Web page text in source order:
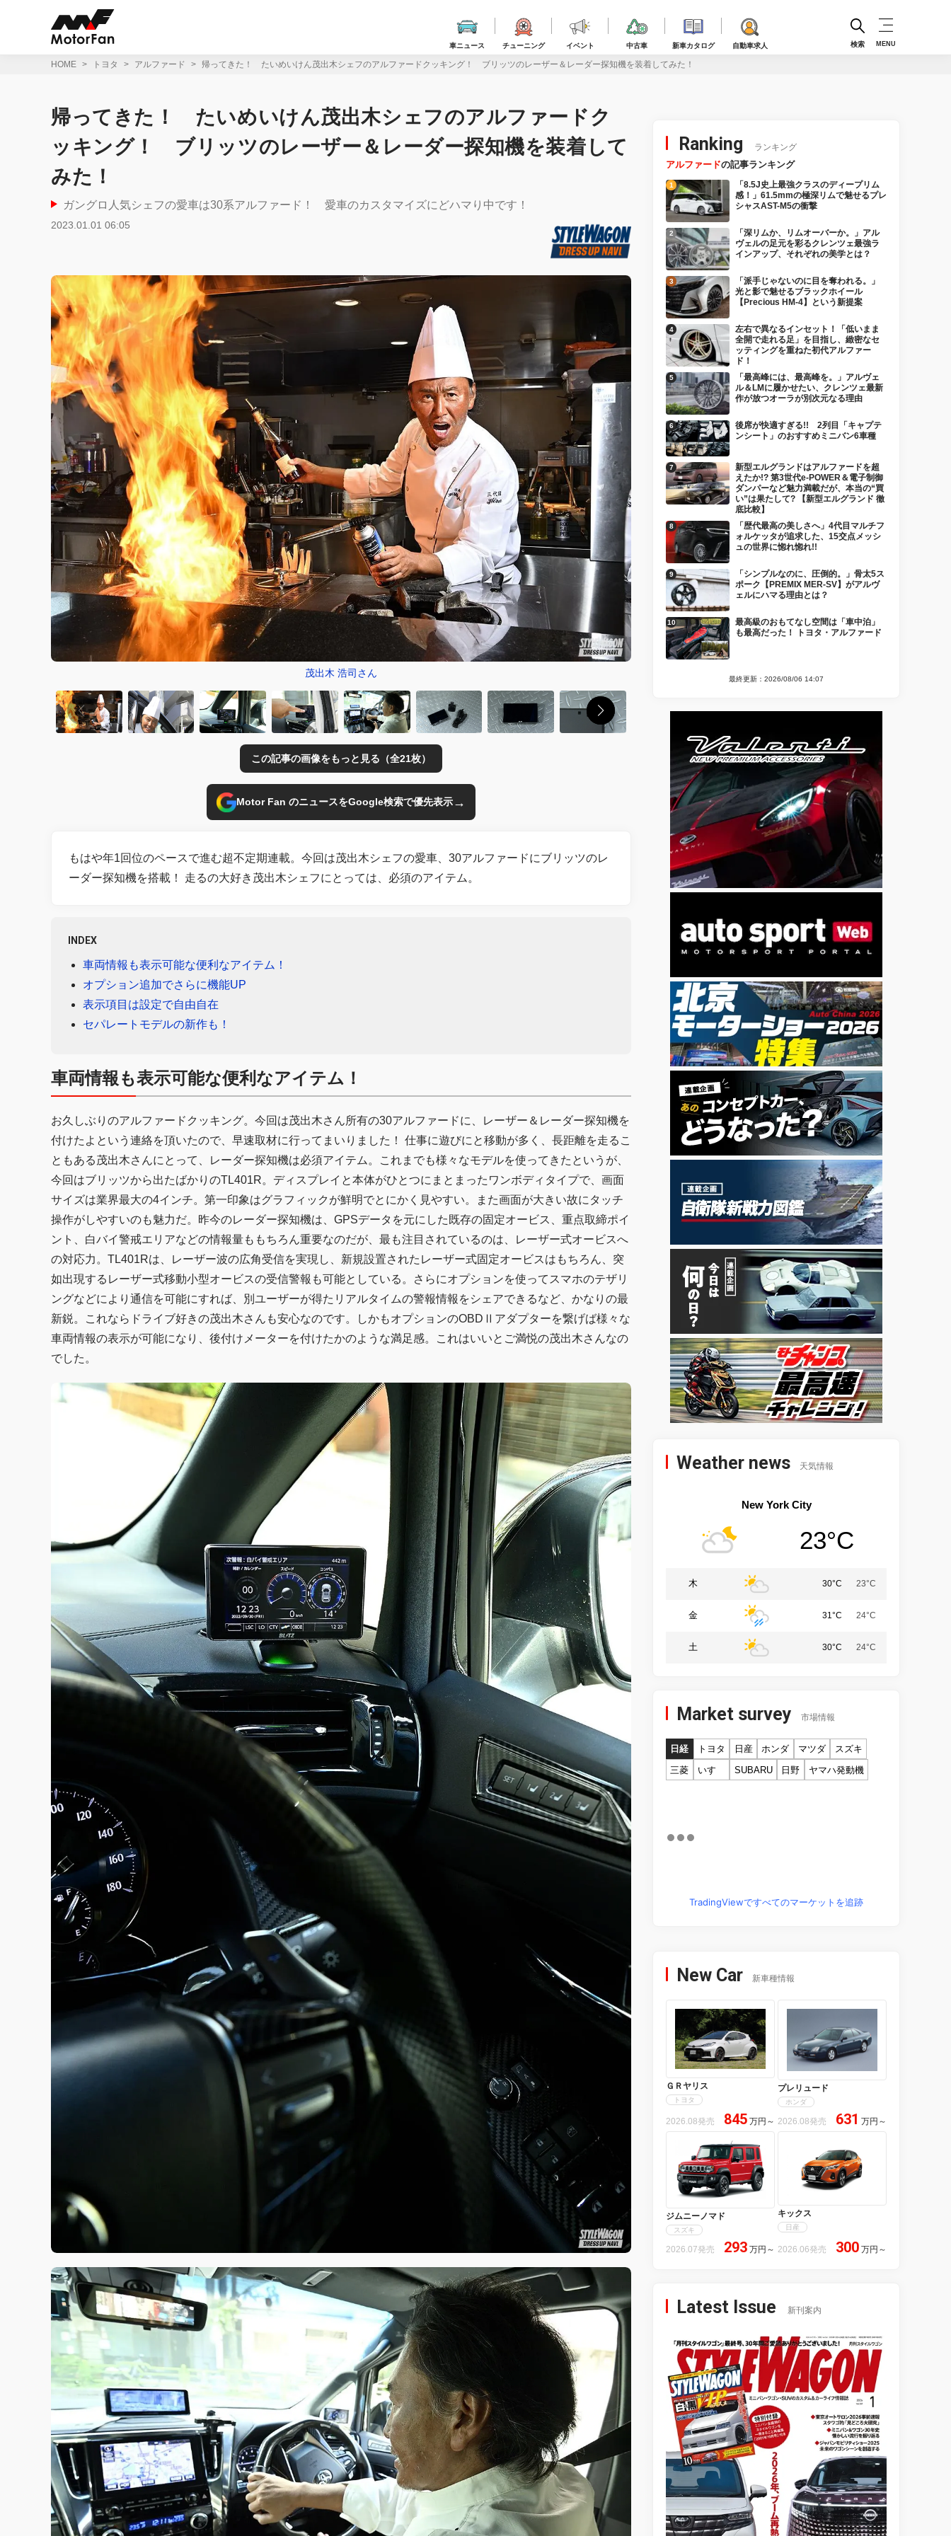
車ニュース チューニング イベント 中古車 新車カタログ 自動車求人 検索 MENU
HOME トヨタ アルファード 帰ってきた！ たいめいけん茂出木シェフのアルファードクッキング！ ブリッツのレーザー＆レーダー探知機を装着してみた！
帰ってきた！ たいめいけん茂出木シェフのアルファードク
ッキング！ ブリッツのレーザー＆レーダー探知機を装着して
みた！
ガングロ人気シェフの愛車は30系アルファード！ 愛車のカスタマイズにどハマり中です！
2023.01.01 06:05
茂出木 浩司さん
この記事の画像をもっと見る（全21枚）
Motor Fan のニュースをGoogle検索で優先表示→
もはや年1回位のペースで進む超不定期連載。今回は茂出木シェフの愛車、30アルファードにブリッツのレ
ーダー探知機を搭載！ 走るの大好き茂出木シェフにとっては、必須のアイテム。
INDEX
車両情報も表示可能な便利なアイテム！
オプション追加でさらに機能UP
表示項目は設定で自由自在
セパレートモデルの新作も！
車両情報も表示可能な便利なアイテム！
お久しぶりのアルファードクッキング。今回は茂出木さん所有の30アルファードに、レーザー＆レーダー探知機を
付けたよという連絡を頂いたので、早速取材に行ってまいりました！ 仕事に遊びにと移動が多く、長距離を走るこ
ともある茂出木さんにとって、レーダー探知機は必須アイテム。これまでも様々なモデルを使ってきたというが、
今回はブリッツから出たばかりのTL401R。ディスプレイと本体がひとつにまとまったワンボディタイプで、画面
サイズは業界最大の4インチ。第一印象はグラフィックが鮮明でとにかく見やすい。また画面が大きい故にタッチ
操作がしやすいのも魅力だ。昨今のレーダー探知機は、GPSデータを元にした既存の固定オービス、重点取締ポイ
ント、白バイ警戒エリアなどの情報量ももちろん重要なのだが、最も注目されているのは、レーザー式オービスへ
の対応力。TL401Rは、レーザー波の広角受信を実現し、新規設置されたレーザー式固定オービスはもちろん、突
如出現するレーザー式移動小型オービスの受信警報も可能としている。さらにオプションを使ってスマホのテザリ
ングなどにより通信を可能にすれば、別ユーザーが得たリアルタイムの警報情報をシェアできるなど、かなりの最
新鋭。これならドライブ好きの茂出木さんも安心なのです。しかもオプションのOBDⅡアダプターを繋げば様々な
車両情報の表示が可能になり、後付けメーターを付けたかのような満足感。これはいいとご満悦の茂出木さんなの
でした。
Ranking ランキング
アルファードの記事ランキング
「8.5J史上最強クラスのディープリム
感！」61.5mmの極深リムで魅せるプレ
シャスAST-M5の衝撃
「深リムか、リムオーバーか。」アル
ヴェルの足元を彩るクレンツェ最強ラ
インアップ、それぞれの美学とは？
「派手じゃないのに目を奪われる。」
光と影で魅せるブラックホイール
【Precious HM-4】という新提案
左右で異なるインセット！「低いまま
全開で走れる足」を目指し、緻密なセ
ッティングを重ねた初代アルファー
ド！
「最高峰には、最高峰を。」アルヴェ
ル＆LMに履かせたい、クレンツェ最新
作が放つオーラが別次元なる理由
後席が快適すぎる!! 2列目「キャプテ
ンシート」のおすすめミニバン6車種
新型エルグランドはアルファードを超
えたか!? 第3世代e-POWER＆電子制御
ダンパーなど魅力満載だが、本当の“買
い”は果たして? 【新型エルグランド 徹
底比較】
「歴代最高の美しさへ」4代目マルチフ
ォルケッタが追求した、15交点メッシ
ュの世界に惚れ惚れ!!
「シンプルなのに、圧倒的。」骨太5ス
ポーク【PREMIX MER-SV】がアルヴ
ェルにハマる理由とは？
最高級のおもてなし空間は「車中泊」
も最高だった！ トヨタ・アルファード
最終更新：2026/08/06 14:07
Weather news 天気情報
New York City
23°C
木 30°C 23°C
金 31°C 24°C
土 30°C 24°C
Market survey 市場情報
日経 トヨタ 日産 ホンダ マツダ
スズキ
三菱
いすゞ SUBARU 日野 ヤマハ発動機
TradingViewですべてのマーケットを追跡
New Car 新車種情報
ＧＲヤリス
トヨタ
2026.08発売 845 万円 ～
プレリュード
ホンダ
2026.08発売 631 万円 ～
ジムニーノマド
スズキ
2026.07発売 293 万円 ～
キックス
日産
2026.06発売 300 万円 ～
Latest Issue 新刊案内